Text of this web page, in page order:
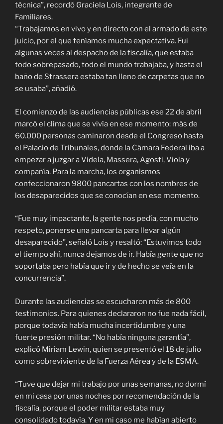
técnica”, recordó Graciela Lois, integrante de
Familiares.
“Trabajamos en vivo y en directo con el armado de este
juicio, por el que teníamos mucha expectativa. Fui
algunas veces al despacho de la fiscalía, que estaba
todo sobrepasado, todo el mundo trabajaba, y hasta el
baño de Strassera estaba tan lleno de carpetas que no
se usaba”, añadió.
El comienzo de las audiencias públicas ese 22 de abril
marcó el clima que se vivía en ese momento: más de
60.000 personas caminaron desde el Congreso hasta
el Palacio de Tribunales, donde la Cámara Federal iba a
empezar a juzgar a Videla, Massera, Agosti, Viola y
compañía. Para la marcha, los organismos
confeccionaron 9800 pancartas con los nombres de
los desaparecidos que se conocían en ese momento.
“Fue muy impactante, la gente nos pedía, con mucho
respeto, ponerse una pancarta para llevar algún
desaparecido”, señaló Lois y resaltó: “Estuvimos todo
el tiempo ahí, nunca dejamos de ir. Había gente que no
soportaba pero había que ir y de hecho se veía en la
concurrencia”.
Durante las audiencias se escucharon más de 800
testimonios. Para quienes declararon no fue nada fácil,
porque todavía había mucha incertidumbre y una
fuerte presión militar. “No había ninguna garantía”,
explicó Miriam Lewin, quien se presentó el 18 de julio
como sobreviviente de la Fuerza Aérea y de la ESMA.
“Tuve que dejar mi trabajo por unas semanas, no dormí
en mi casa por unas noches por recomendación de la
fiscalía, porque el poder militar estaba muy
consolidado todavía. Y en mi caso me habían abierto